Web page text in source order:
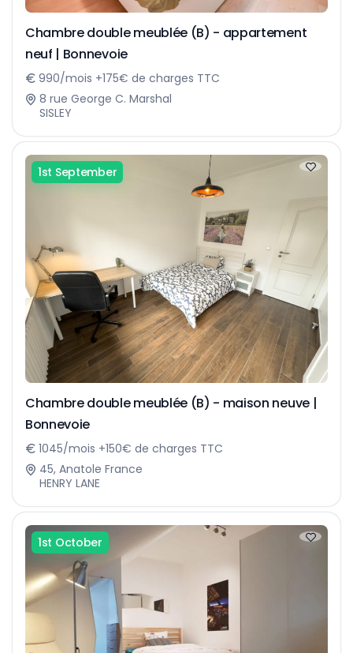
Chambre double meublée (B) - appartement
neuf | Bonnevoie
990/mois +175€ de charges TTC
8 rue George C. Marshal
SISLEY
1st September
Chambre double meublée (B) - maison neuve |
Bonnevoie
1045/mois +150€ de charges TTC
45, Anatole France
HENRY LANE
1st October